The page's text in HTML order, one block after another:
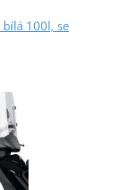
bílá 100l, se